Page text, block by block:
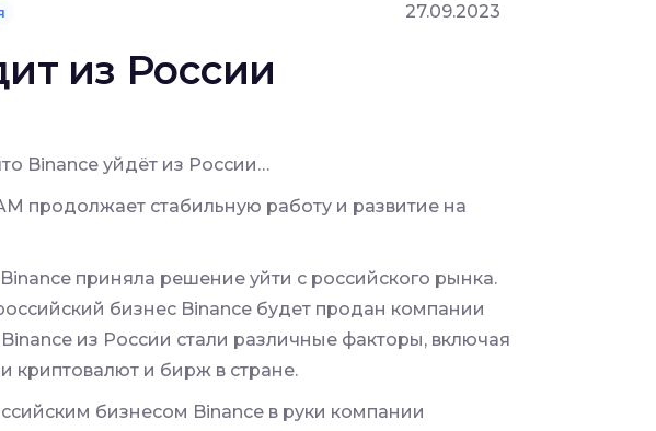
27.09.2023
из России
Binance уйдёт из России…
продолжает стабильную работу и развитие на
приняла решение уйти с российского рынка.
бизнес Binance будет продан компании
из России стали различные факторы, включая
криптовалют и бирж в стране.
бизнесом Binance в руки компании